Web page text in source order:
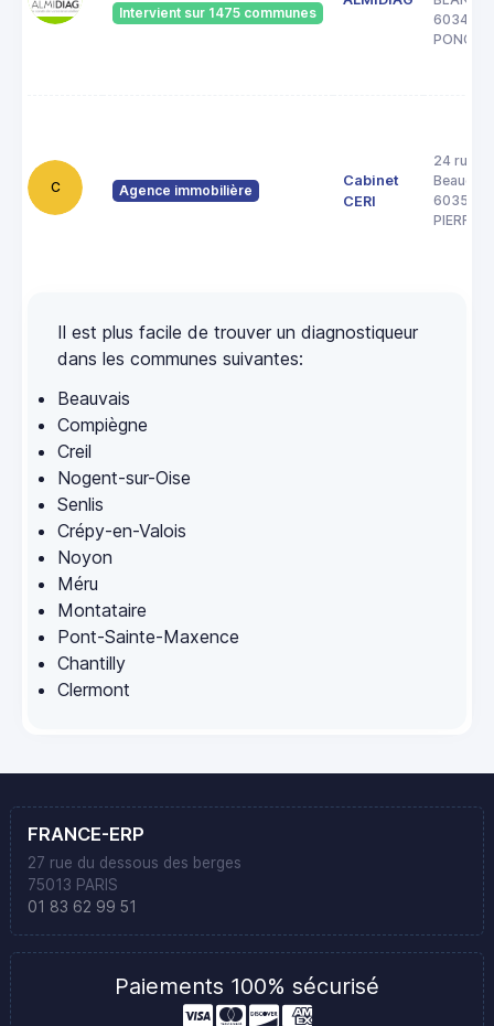
Intervient sur 1475 communes
60340
C Agence immobilière
Cabinet
CERI
24 rue du
Beaudon
60350
Il est plus facile de trouver un diagnostiqueur
dans les communes suivantes:
Beauvais
Compiègne
Creil
Nogent-sur-Oise
Senlis
Crépy-en-Valois
Noyon
Méru
Montataire
Pont-Sainte-Maxence
Chantilly
Clermont
FRANCE-ERP
27 rue du dessous des berges
75013 PARIS
01 83 62 99 51
Paiements 100% sécurisé